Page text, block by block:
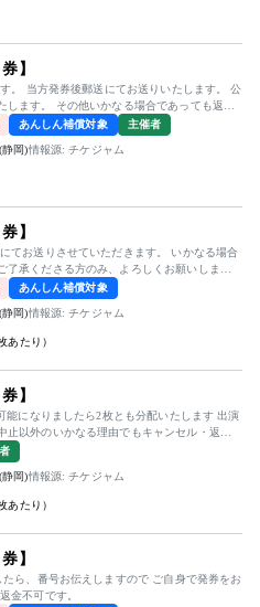
】
当方発券後郵送にてお送りいたします。 公
します。 その他いかなる場合であっても返金
あんしん補償対象 主催者
岡)情報源: チケジャム
】
させていただきます。 いかなる場合
了承くださる方のみ、よろしくお願いしま
あんしん補償対象
岡)情報源: チケジャム
あたり）
】
になりましたら2枚とも分配いたします 出演
止以外のいかなる理由でもキャンセル・返金
岡)情報源: チケジャム
あたり）
】
ら、番号お伝えしますので ご自身で発券をお
・返金不可です。